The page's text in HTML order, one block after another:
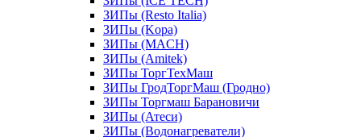
ЗИПы (Resto Italia)
ЗИПы (Kopa)
ЗИПы (MACH)
ЗИПы (Amitek)
ЗИПы ТоргТехМаш
ЗИПы ГродТоргМаш (Гродно)
ЗИПы Торгмаш Барановичи
ЗИПы (Атеси)
ЗИПы (Водонагреватели)